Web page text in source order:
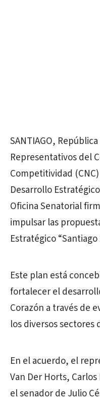
SANTIAGO,
Representativos del
Competitividad
Desarrollo
Oficina Senatorial
impulsar las
Estratégico “Santiago
Este plan está
fortalecer el
Corazón a través de
los diversos sectores
En el acuerdo, el
Van Der Horts,
el senador de Julio